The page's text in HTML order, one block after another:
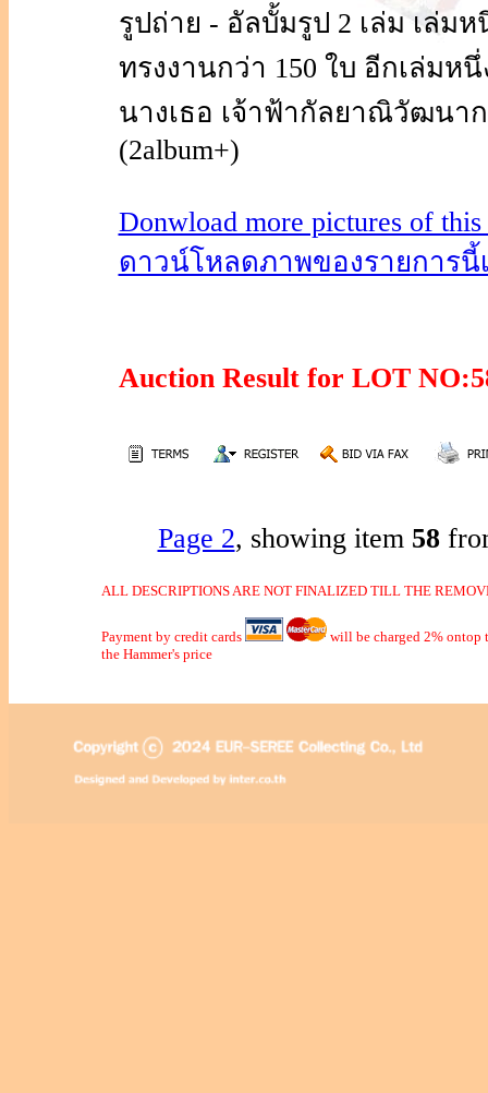
รูปถ่าย - อัลบั้มรูป 2 เล่ม เล่
ทรงงานกว่า 150 ใบ อีกเล่มห
นางเธอ เจ้าฟ้ากัลยาณิวัฒนา
(2album+)
Donwload more pictures of
ดาวน์โหลดภาพของรายการนี้
Auction Result for LOT
Page 2, showing item 58
ALL DESCRIPTIONS ARE NOT FINALIZED TILL THE
Payment by credit cards
will be charged 2% ontop
the Hammer's price